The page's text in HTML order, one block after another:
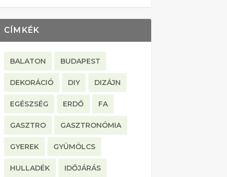
CÍMKÉK
BALATON BUDAPEST
DEKORÁCIÓ DIY DIZÁJN
EGÉSZSÉG ERDŐ FA
GASZTRO GASZTRONÓMIA
GYEREK GYÜMÖLCS
HULLADÉK IDŐJÁRÁS